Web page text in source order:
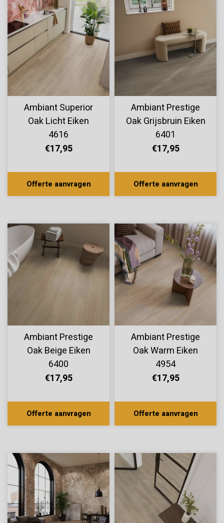
Ambiant Superior
Oak Licht Eiken
4616
€17,95
Offerte aanvragen
Ambiant Prestige
Oak Grijsbruin Eiken
6401
€17,95
Offerte aanvragen
Ambiant Prestige
Oak Beige Eiken
6400
€17,95
Offerte aanvragen
Ambiant Prestige
Oak Warm Eiken
4954
€17,95
Offerte aanvragen